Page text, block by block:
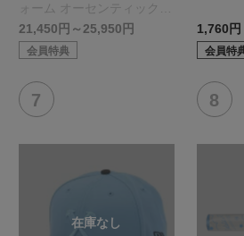
ォーム オーセンティックモ
デル:GK
21,450円～25,950円
会員特典
1,760円
会員特